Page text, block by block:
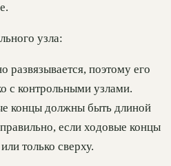
узла:
развязывается, поэтому его
с контрольными узлами.
концы должны быть длиной
если ходовые концы
только сверху.